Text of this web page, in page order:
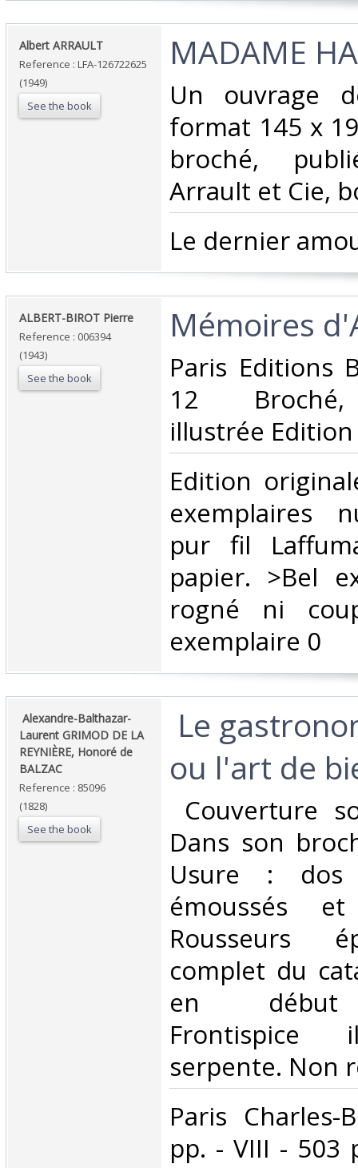
‎Albert ARRAULT‎
Reference : LFA-126722625
(1949)
See the book
‎MADAME
‎Un ouvrage
format 145 x
broché,
Arrault et Cie,
‎Le dernier
‎ALBERT-BIROT Pierre‎
Reference : 006394
(1943)
See the book
‎Mémoires
‎Paris Editions
12 Broché,
illustrée
‎Edition
exemplaires
pur fil
papier. >Bel
rogné ni
exemplaire 0‎
‎ Alexandre-Balthazar-
Laurent GRIMOD DE LA
REYNIÈRE, Honoré de
BALZAC ‎
Reference : 85096
(1828)
See the book
Le
ou l'art de
Couverture
Dans son
Usure : dos
émoussés
Rousseurs
complet du
en début
Frontispice
serpente. Non
‎Paris
pp. - VIII - 503